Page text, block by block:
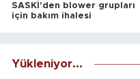
SASKİ'den blower grupları
için bakım ihalesi
Yükleniyor...